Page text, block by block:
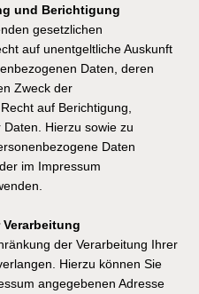
und Berichtigung
gesetzlichen
auf unentgeltliche Auskunft
Daten, deren
Zweck der
auf Berichtigung,
Hierzu sowie zu
Daten
im Impressum
der Verarbeitung Ihrer
Hierzu können Sie
angegebenen Adresse